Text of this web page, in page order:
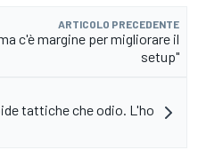
ARTICOLO PRECEDENTE
c'è margine per migliorare il
setup"
tattiche che odio. L'ho